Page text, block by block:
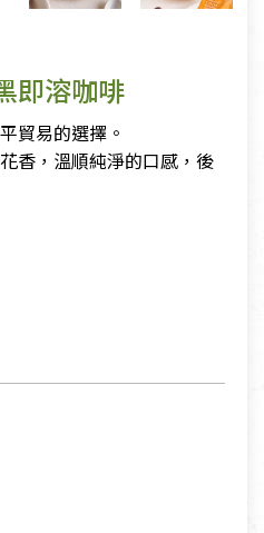
即溶咖啡
貿易的選擇。
香，溫順純淨的口感，後